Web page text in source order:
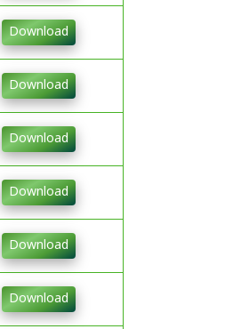
Download
Download
Download
Download
Download
Download